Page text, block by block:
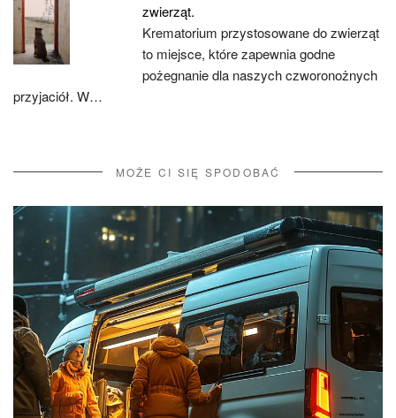
zwierząt.
Krematorium przystosowane do zwierząt
to miejsce, które zapewnia godne
pożegnanie dla naszych czworonożnych
przyjaciół. W…
MOŻE CI SIĘ SPODOBAĆ